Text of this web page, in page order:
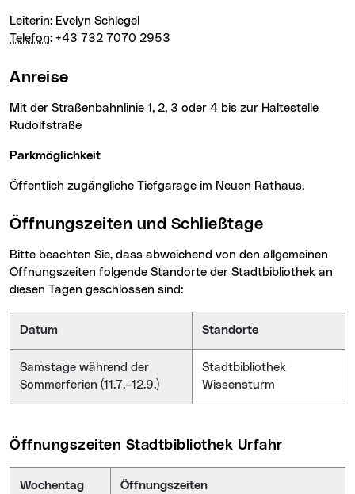
Leiterin: Evelyn Schlegel
Telefon: +43 732 7070 2953
Anreise
Mit der Straßenbahnlinie 1, 2, 3 oder 4 bis zur Haltestelle
Rudolfstraße
Parkmöglichkeit
Öffentlich zugängliche Tiefgarage im Neuen Rathaus.
Öffnungszeiten und Schließtage
Bitte beachten Sie, dass abweichend von den allgemeinen
Öffnungszeiten folgende Standorte der Stadtbibliothek an
diesen Tagen geschlossen sind:
Datum Standorte
Samstage während der
Sommerferien (11.7.–12.9.)
Stadtbibliothek
Wissensturm
Öffnungszeiten Stadtbibliothek Urfahr
Wochentag Öffnungszeiten